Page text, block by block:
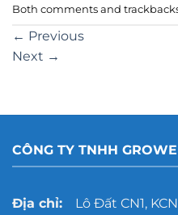
Both comments and
← Previous
Next →
CÔNG TY TNHH
Địa chỉ:Lô Đất CN1,